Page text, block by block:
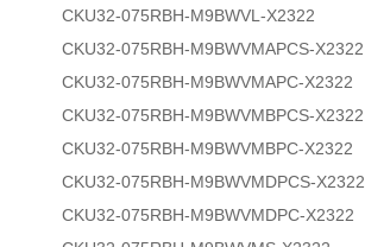
CKU32-075RBH-M9BWVL-X2322
CKU32-075RBH-M9BWVMAPCS-X2322
CKU32-075RBH-M9BWVMAPC-X2322
CKU32-075RBH-M9BWVMBPCS-X2322
CKU32-075RBH-M9BWVMBPC-X2322
CKU32-075RBH-M9BWVMDPCS-X2322
CKU32-075RBH-M9BWVMDPC-X2322